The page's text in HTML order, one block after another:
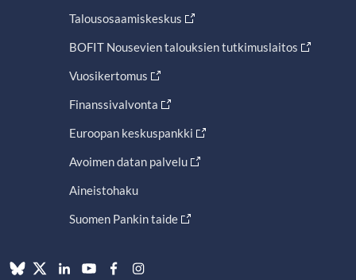
Talousosaamiskeskus
BOFIT Nousevien talouksien tutkimuslaitos
Vuosikertomus
Finanssivalvonta
Euroopan keskuspankki
Avoimen datan palvelu
Aineistohaku
Suomen Pankin taide